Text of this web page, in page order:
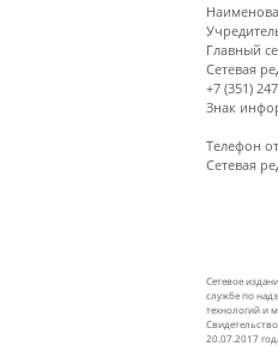
Главный
Сетевая
+7 (351)
Знак
Телефон
Сетевая
Сетевое
службе по
технологий и
20.07.2017